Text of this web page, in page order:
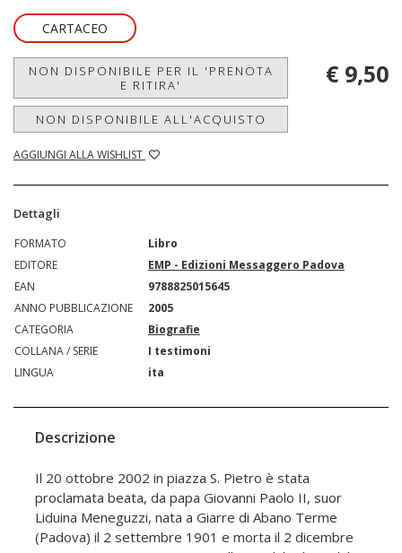
CARTACEO
NON DISPONIBILE PER IL 'PRENOTA
E RITIRA'
NON DISPONIBILE ALL'ACQUISTO
AGGIUNGI ALLA WISHLIST
€ 9,50
Dettagli
FORMATO
Libro
EDITORE
EMP - Edizioni Messaggero Padova
EAN
9788825015645
ANNO PUBBLICAZIONE
2005
CATEGORIA
Biografie
COLLANA / SERIE
I testimoni
LINGUA
ita
Descrizione
Il 20 ottobre 2002 in piazza S. Pietro è stata
proclamata beata, da papa Giovanni Paolo II, suor
Liduina Meneguzzi, nata a Giarre di Abano Terme
(Padova) il 2 settembre 1901 e morta il 2 dicembre